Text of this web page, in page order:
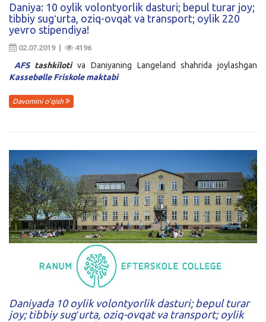
Daniya: 10 oylik volontyorlik dasturi; bepul turar joy;
tibbiy sugʻurta, oziq-ovqat va transport; oylik 220
yevro stipendiya!
02.07.2019 | 4196
AFS tashkilotiva Daniyaning Langeland shahrida joylashgan
Kassebølle Friskole maktabi
Davomini o'qish
Daniyada 10 oylik volontyorlik dasturi; bepul turar
joy; tibbiy sugʻurta, oziq-ovqat va transport; oylik